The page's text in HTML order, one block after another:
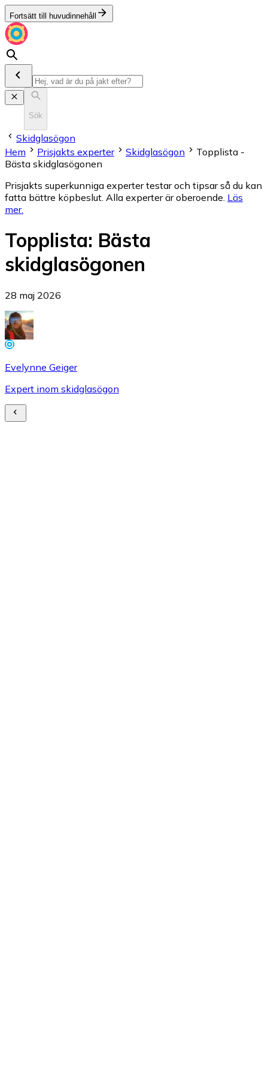
Fortsätt till huvudinnehåll
Sök
Skidglasögon
Hem
Prisjakts experter Skidglasögon
Topplista -
Bästa skidglasögonen
Prisjakts superkunniga experter testar och tipsar så du kan
fatta bättre köpbeslut. Alla experter är oberoende. Läs
mer.
Topplista: Bästa
skidglasögonen
28 maj 2026
Evelynne Geiger
Expert inom skidglasögon